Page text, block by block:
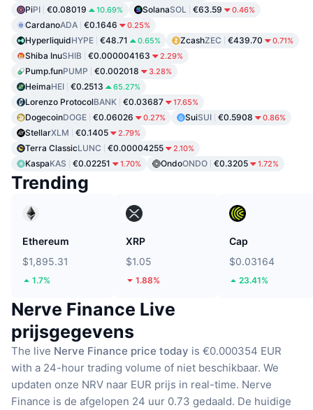
PiPI €0.08019 10.69% SolanaSOL €63.59 0.46%
CardanoADA €0.1646 0.25%
HyperliquidHYPE €48.71 0.65% ZcashZEC €439.70 0.71%
Shiba InuSHIB €0.000004163 2.29%
Pump.funPUMP €0.002018 3.28%
HeimaHEI €0.2513 65.27%
Lorenzo ProtocolBANK €0.03687 17.65%
DogecoinDOGE €0.06026 0.27% SuiSUI €0.5908 0.86%
StellarXLM €0.1405 2.79%
Terra ClassicLUNC €0.00004255 2.10%
KaspaKAS €0.02251 1.70% OndoONDO €0.3205 1.72%
Trending
Ethereum
$1,895.31
1.7%
XRP
$1.05
1.88%
Cap
$0.03164
23.41%
Nerve Finance Live
prijsgegevens
The live Nerve Finance price today is €0.000354 EUR
with a 24-hour trading volume of niet beschikbaar. We
updaten onze NRV naar EUR prijs in real-time. Nerve
Finance is de afgelopen 24 uur 0.73 gedaald. De huidige